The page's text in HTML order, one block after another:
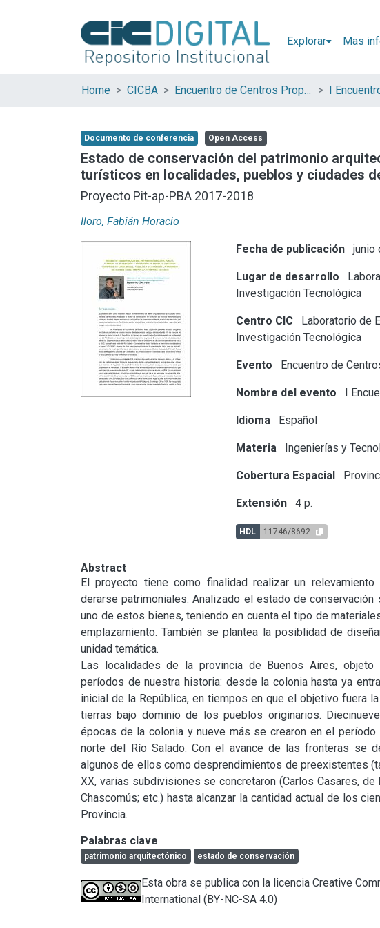
Explorar Mas
Home CICBA Encuentro de Centros Propios y Asociados de la CIC
Documento de conferencia Open Access
Estado de conservación del patrimonio
turísticos en localidades, pueblos y ciudades
Proyecto Pit-ap-PBA 2017-2018
Iloro, Fabián Horacio
Fecha de publicación junio
Lugar de desarrollo
Investigación Tecnológica
Centro CIC
Laboratorio de
Investigación Tecnológica
Evento Encuentro de
Nombre del evento I
Idioma Español
Materia Ingenierías y
Cobertura Espacial
Extensión 4 p.
HDL 11746/8692
Abstract
El proyecto tiene como finalidad realizar un
derarse patrimoniales. Analizado el estado de conservación
uno de estos bienes, teniendo en cuenta el tipo de
emplazamiento. También se plantea la posiblidad de
unidad temática.
Las localidades de la provincia de Buenos Aires, objeto
períodos de nuestra historia: desde la colonia hasta ya
inicial de la República, en tiempos en que el objetivo fuera
tierras bajo dominio de los pueblos originarios.
épocas de la colonia y nueve más se crearon en el
norte del Río Salado. Con el avance de las fronteras se
algunos de ellos como desprendimientos de preexistentes
XX, varias subdivisiones se concretaron (Carlos Casares, de
Chascomús; etc.) hasta alcanzar la cantidad actual de los
Provincia.
Palabras clave
patrimonio arquitectónico estado de conservación
Esta obra se publica con la licencia Creative
International (BY-NC-SA 4.0)